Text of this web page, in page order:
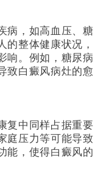
，如高血压、糖
的整体健康状况，
响。例如，糖尿病
致白癜风病灶的愈
中同样占据重要
庭压力等可能导致
能，使得白癜风的